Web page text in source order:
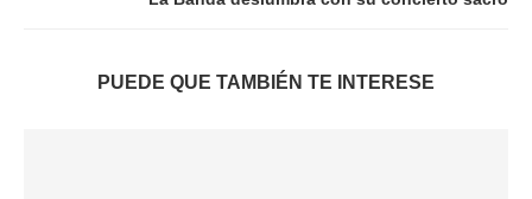
PUEDE QUE TAMBIÉN TE INTERESE